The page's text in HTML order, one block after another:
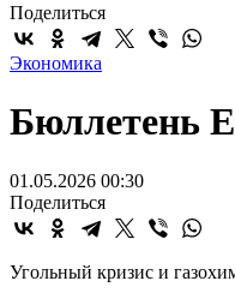
Поделиться
Экономика
Бюллетень
01.05.2026 00:30
Поделиться
Угольный кризис и